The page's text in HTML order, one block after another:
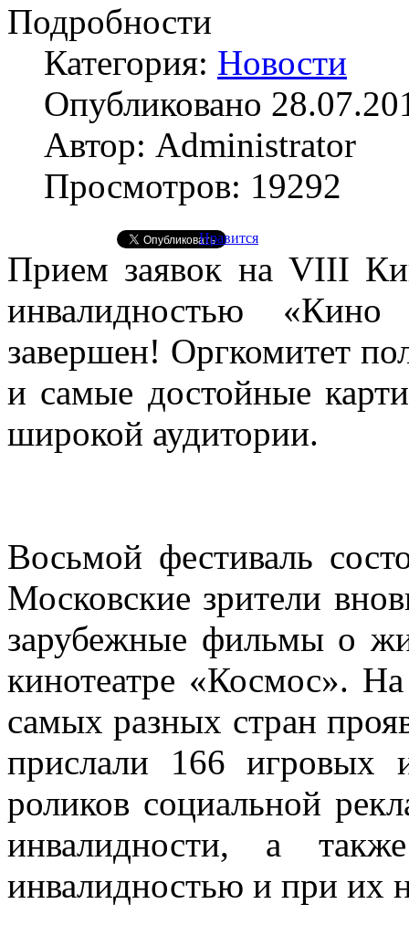
Подробности
Категория: Новости
Опубликовано
Автор: Administrator
Просмотров: 19292
Нравится
Прием заявок на VIII
инвалидностью
завершен! Оргкомитет
и самые достойные
широкой аудитории.
Восьмой фестиваль
Московские зрители
зарубежные фильмы о
кинотеатре «Космос».
самых разных стран
прислали 166 игровых
роликов социальной
инвалидности, а
инвалидностью и при их